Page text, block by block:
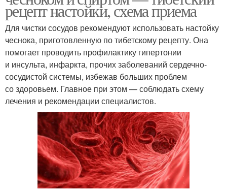
рецепт настойки, схема приема
Для чистки сосудов рекомендуют использовать настойку
чеснока, приготовленную по тибетскому рецепту. Она
помогает проводить профилактику гипертонии
и инсульта, инфаркта, прочих заболеваний сердечно-
сосудистой системы, избежав больших проблем
со здоровьем. Главное при этом — соблюдать схему
лечения и рекомендации специалистов.